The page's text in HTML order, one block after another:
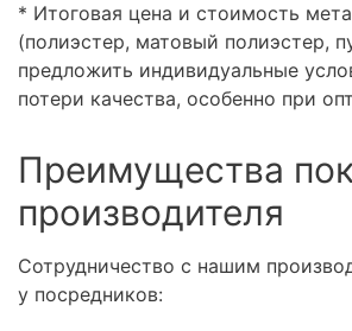
* Итоговая цена и стоимость
(полиэстер, матовый полиэстер,
предложить индивидуальные
потери качества, особенно при
Преимущества
производителя
Сотрудничество с нашим
у посредников: